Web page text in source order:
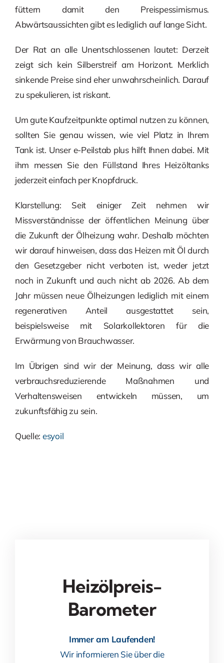
füttern damit den Preispessimismus.
Abwärtsaussichten gibt es lediglich auf lange Sicht.
Der Rat an alle Unentschlossenen lautet: Derzeit
zeigt sich kein Silberstreif am Horizont. Merklich
sinkende Preise sind eher unwahrscheinlich. Darauf
zu spekulieren, ist riskant.
Um gute Kaufzeitpunkte optimal nutzen zu können,
sollten Sie genau wissen, wie viel Platz in Ihrem
Tank ist. Unser e-Peilstab plus hilft Ihnen dabei. Mit
ihm messen Sie den Füllstand Ihres Heizöltanks
jederzeit einfach per Knopfdruck.
Klarstellung: Seit einiger Zeit nehmen wir
Missverständnisse der öffentlichen Meinung über
die Zukunft der Ölheizung wahr. Deshalb möchten
wir darauf hinweisen, dass das Heizen mit Öl durch
den Gesetzgeber nicht verboten ist, weder jetzt
noch in Zukunft und auch nicht ab 2026. Ab dem
Jahr müssen neue Ölheizungen lediglich mit einem
regenerativen Anteil ausgestattet sein,
beispielsweise mit Solarkollektoren für die
Erwärmung von Brauchwasser.
Im Übrigen sind wir der Meinung, dass wir alle
verbrauchsreduzierende Maßnahmen und
Verhaltensweisen entwickeln müssen, um
zukunftsfähig zu sein.
Quelle: esyoil
Heizölpreis-
Barometer
Immer am Laufenden!
Wir informieren Sie über die